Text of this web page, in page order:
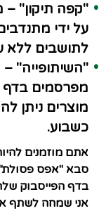
"קפה תיקון" –
על ידי
לתושבים ללא
"השיתופייה" –
מפרסמים בדף
מוצרים ניתן
כשבוע.
אתם מוזמנים
סבא "אפס
בדף הפייסבוק
אני שמחה לשתף